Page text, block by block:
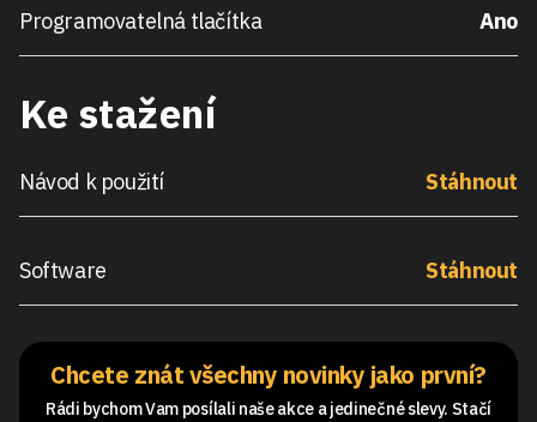
Programovatelná tlačítka Ano
Ke stažení
Návod k použití Stáhnout
Software Stáhnout
Chcete znát všechny novinky jako první?
Rádi bychom Vam posílali naše akce a jedinečné slevy. Stačí